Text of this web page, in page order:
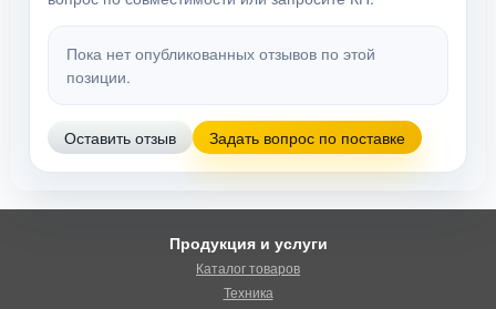
Пока нет опубликованных отзывов по этой
позиции.
Оставить отзыв Задать вопрос по поставке
Продукция и услуги
Каталог товаров
Техника